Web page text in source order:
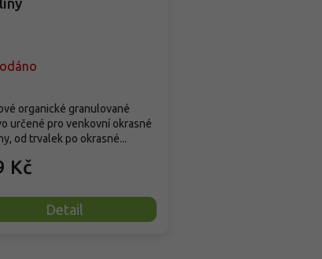
Kč
Detail
organické granulované
určené pro venkovní okrasné
od trvalek po okrasné...